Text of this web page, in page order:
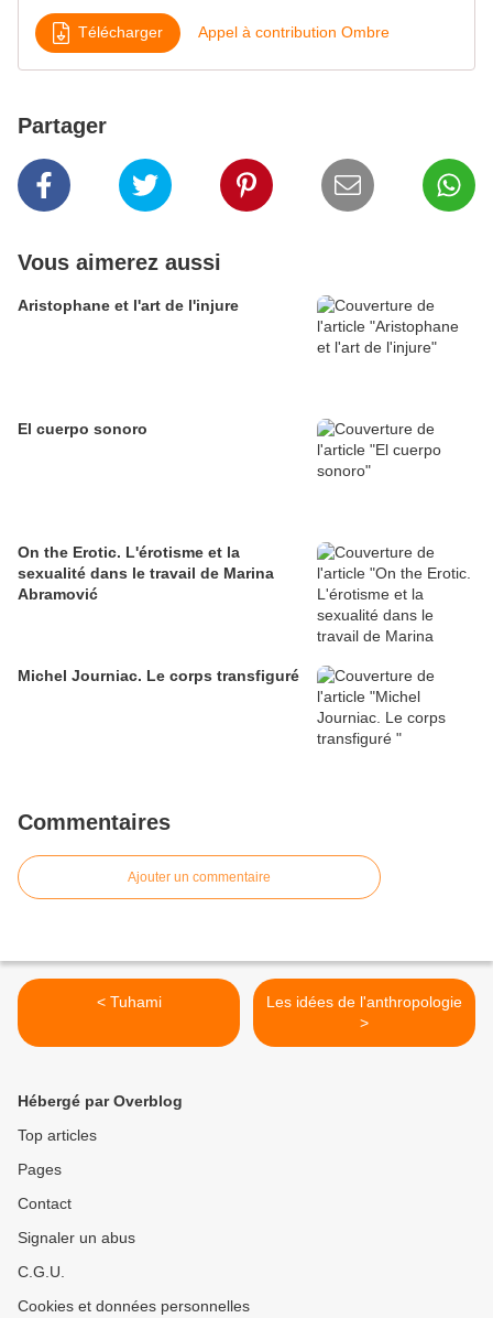
Télécharger Appel à contribution Ombre
Partager
Vous aimerez aussi
Aristophane et l'art de l'injure
El cuerpo sonoro
On the Erotic. L'érotisme et la
sexualité dans le travail de Marina
Abramović
Michel Journiac. Le corps transfiguré
Commentaires
Ajouter un commentaire
< Tuhami
Les idées de l'anthropologie
>
Hébergé par Overblog
Top articles
Pages
Contact
Signaler un abus
C.G.U.
Cookies et données personnelles